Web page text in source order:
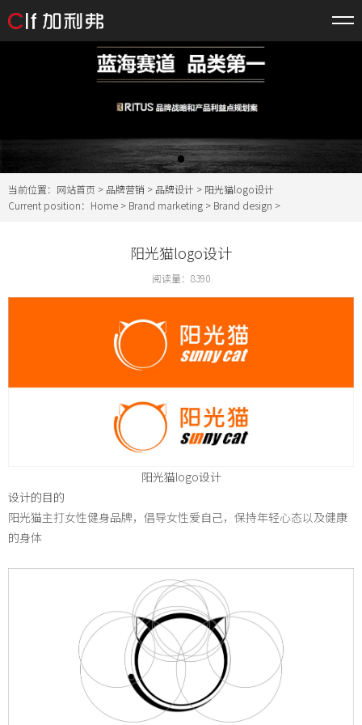
当前位置： 网站首页 > 品牌营销 > 品牌设计 > 阳光猫logo设计
Current position： Home > Brand marketing > Brand design >
阳光猫logo设计
阅读量： 8390
阳光猫logo设计
设计的目的
阳光猫主打女性健身品牌，倡导女性爱自己，保持年轻心态以及健康
的身体